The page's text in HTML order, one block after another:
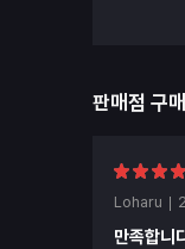
판매점 구
Loharu
만족합니